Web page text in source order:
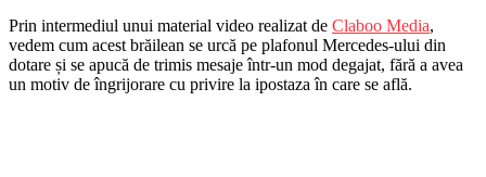
Prin intermediul unui material video realizat de Claboo Media,
vedem cum acest brăilean se urcă pe plafonul Mercedes-ului din
dotare și se apucă de trimis mesaje într-un mod degajat, fără a avea
un motiv de îngrijorare cu privire la ipostaza în care se află.